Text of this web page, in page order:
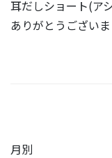
耳だしショート(ア
ありがとうござい
月別